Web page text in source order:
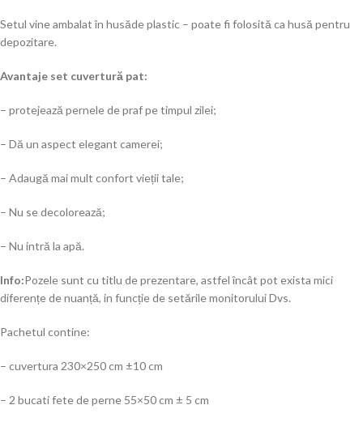
Setul vine ambalat în husăde plastic – poate fi folosită ca husă pentru
depozitare.
Avantaje set cuvertură pat:
– protejează pernele de praf pe timpul zilei;
– Dă un aspect elegant camerei;
– Adaugă mai mult confort vieții tale;
– Nu se decolorează;
– Nu intră la apă.
Info:Pozele sunt cu titlu de prezentare, astfel încât pot exista mici
diferențe de nuanță, in funcție de setările monitorului Dvs.
Pachetul contine:
– cuvertura 230×250 cm ±10 cm
– 2 bucati fete de perne 55×50 cm ± 5 cm